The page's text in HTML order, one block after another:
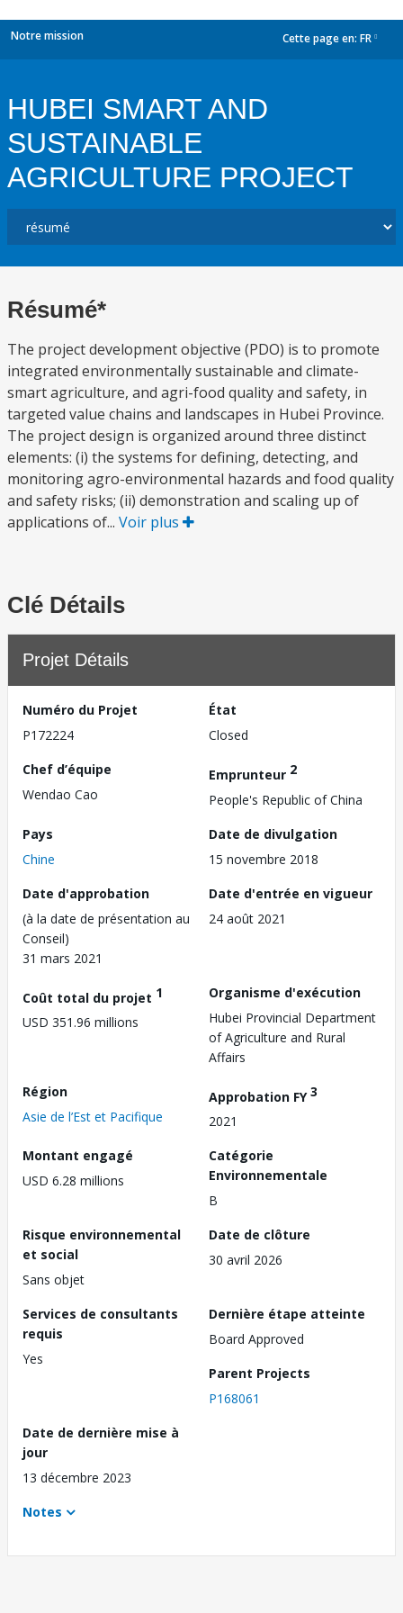
Notre mission Cette page en: FR
HUBEI SMART AND
SUSTAINABLE
AGRICULTURE PROJECT
Résumé*
The project development objective (PDO) is to promote
integrated environmentally sustainable and climate-
smart agriculture, and agri-food quality and safety, in
targeted value chains and landscapes in Hubei Province.
The project design is organized around three distinct
elements: (i) the systems for defining, detecting, and
monitoring agro-environmental hazards and food quality
and safety risks; (ii) demonstration and scaling up of
applications of... Voir plus
Clé Détails
Projet Détails
Numéro du Projet
P172224
État
Closed
Chef d’équipe
Wendao Cao
Emprunteur 2
People's Republic of China
Pays
Chine
Date de divulgation
15 novembre 2018
Date d'approbation
(à la date de présentation au
Conseil)
31 mars 2021
Date d'entrée en vigueur
24 août 2021
Coût total du projet 1
USD 351.96 millions
Organisme d'exécution
Hubei Provincial Department
of Agriculture and Rural
Affairs
Région
Asie de l’Est et Pacifique
Approbation FY3
2021
Montant engagé
USD 6.28 millions
Catégorie
Environnementale
B
Risque environnemental
et social
Sans objet
Date de clôture
30 avril 2026
Services de consultants
requis
Yes
Dernière étape atteinte
Board Approved
Parent Projects
P168061
Date de dernière mise à
jour
13 décembre 2023
Notes